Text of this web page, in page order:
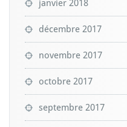
janvier 2018
décembre 2017
novembre 2017
octobre 2017
septembre 2017